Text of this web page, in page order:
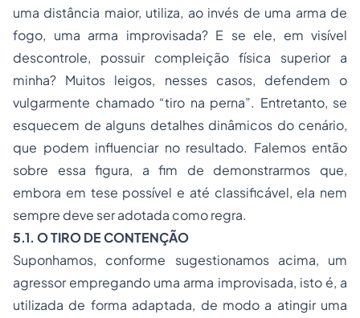
uma distância maior, utiliza, ao invés de uma arma de
fogo, uma arma improvisada? E se ele, em visível
descontrole, possuir compleição física superior a
minha? Muitos leigos, nesses casos, defendem o
vulgarmente chamado “tiro na perna”. Entretanto, se
esquecem de alguns detalhes dinâmicos do cenário,
que podem influenciar no resultado. Falemos então
sobre essa figura, a fim de demonstrarmos que,
embora em tese possível e até classificável, ela nem
sempre deve ser adotada como regra.
5.1. O TIRO DE CONTENÇÃO
Suponhamos, conforme sugestionamos acima, um
agressor empregando uma arma improvisada, isto é, a
utilizada de forma adaptada, de modo a atingir uma